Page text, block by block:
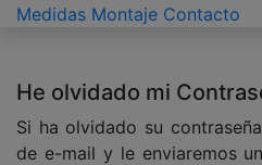
Medidas Montaje Contacto
He olvidado mi
Si ha olvidado su
de e-mail y le enviaremos